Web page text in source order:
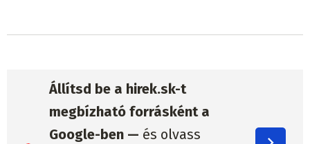
Állítsd be a hirek.sk-t
megbízható forrásként a
Google-ben — és olvass